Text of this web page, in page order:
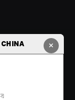
×
CHINA